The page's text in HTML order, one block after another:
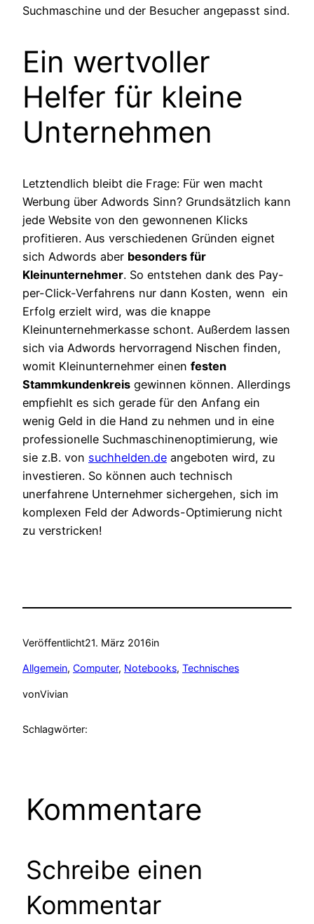
Suchmaschine und der Besucher angepasst sind.
Ein wertvoller
Helfer für kleine
Unternehmen
Letztendlich bleibt die Frage: Für wen macht
Werbung über Adwords Sinn? Grundsätzlich kann
jede Website von den gewonnenen Klicks
profitieren. Aus verschiedenen Gründen eignet
sich Adwords aber besonders für
Kleinunternehmer. So entstehen dank des Pay-
per-Click-Verfahrens nur dann Kosten, wenn ein
Erfolg erzielt wird, was die knappe
Kleinunternehmerkasse schont. Außerdem lassen
sich via Adwords hervorragend Nischen finden,
womit Kleinunternehmer einen festen
Stammkundenkreis gewinnen können. Allerdings
empfiehlt es sich gerade für den Anfang ein
wenig Geld in die Hand zu nehmen und in eine
professionelle Suchmaschinenoptimierung, wie
sie z.B. von suchhelden.de angeboten wird, zu
investieren. So können auch technisch
unerfahrene Unternehmer sichergehen, sich im
komplexen Feld der Adwords-Optimierung nicht
zu verstricken!
Veröffentlicht21. März 2016in
Allgemein, Computer, Notebooks, Technisches
vonVivian
Schlagwörter:
Kommentare
Schreibe einen
Kommentar